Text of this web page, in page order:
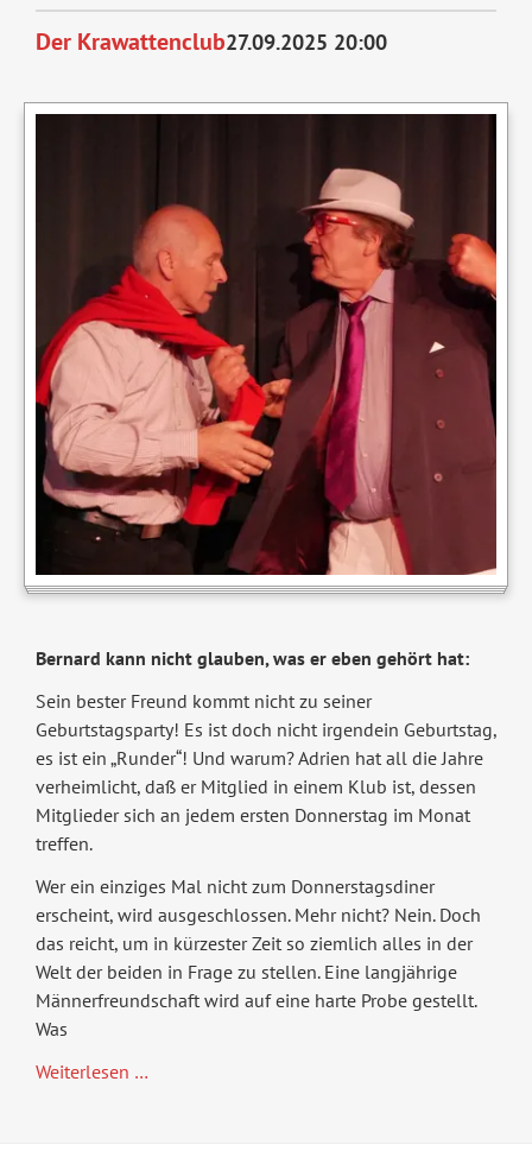
Frauen
Der Krawattenclub27.09.2025 20:00
Bernard kann nicht glauben, was er eben gehört hat:
Sein bester Freund kommt nicht zu seiner
Geburtstagsparty! Es ist doch nicht irgendein Geburtstag,
es ist ein „Runder“! Und warum? Adrien hat all die Jahre
verheimlicht, daß er Mitglied in einem Klub ist, dessen
Mitglieder sich an jedem ersten Donnerstag im Monat
treffen.
Wer ein einziges Mal nicht zum Donnerstagsdiner
erscheint, wird ausgeschlossen. Mehr nicht? Nein. Doch
das reicht, um in kürzester Zeit so ziemlich alles in der
Welt der beiden in Frage zu stellen. Eine langjährige
Männerfreundschaft wird auf eine harte Probe gestellt.
Was
Weiterlesen …